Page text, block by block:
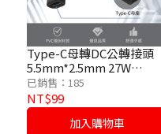
Type-C母轉DC公轉接頭
5.5mm*2.5mm 27W
/9V/3A
已銷售：185
NT$99
加入購物車